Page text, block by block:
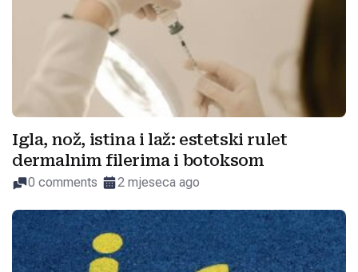
Igla, nož, istina i laž: estetski rulet
dermalnim filerima i botoksom
0 comments 2 mjeseca ago